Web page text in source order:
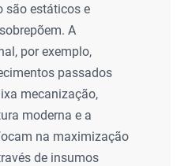
são estáticos e
A
por exemplo,
passados
mecanização,
moderna e a
na maximização
de insumos